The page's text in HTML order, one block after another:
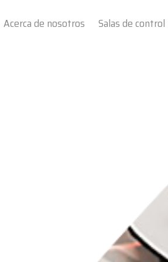
Acerca de nosotros Salas de control